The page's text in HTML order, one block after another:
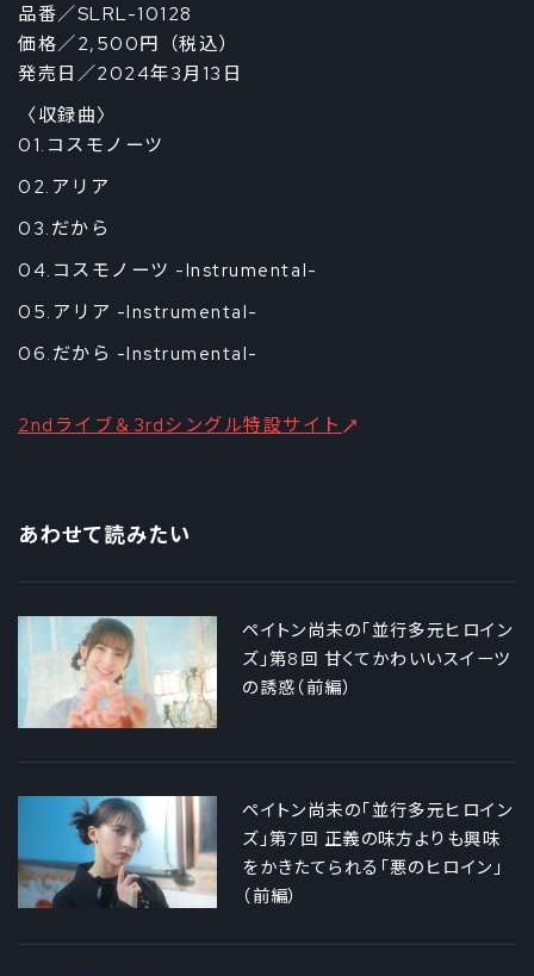
品番／SLRL-10128
価格／2,500円（税込）
発売日／2024年3月13日
〈収録曲〉
01.コスモノーツ
02.アリア
03.だから
04.コスモノーツ -Instrumental-
05.アリア -Instrumental-
06.だから -Instrumental-
2ndライブ＆3rdシングル特設サイト
あわせて読みたい
ペイトン尚未の「並行多元ヒロイン
ズ」第8回 甘くてかわいいスイーツ
の誘惑（前編）
ペイトン尚未の「並行多元ヒロイン
ズ」第7回 正義の味方よりも興味
をかきたてられる「悪のヒロイン」
（前編）